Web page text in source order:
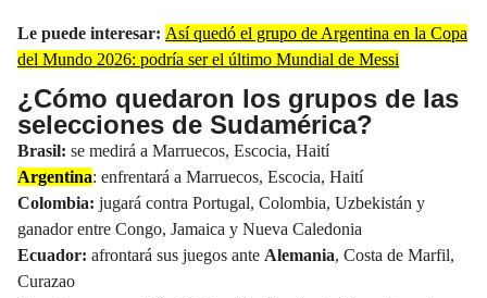
Le puede interesar: Así quedó el grupo de Argentina en la Copa
del Mundo 2026: podría ser el último Mundial de Messi
¿Cómo quedaron los grupos de las
selecciones de Sudamérica?
Brasil: se medirá a Marruecos, Escocia, Haití
Argentina: enfrentará a Marruecos, Escocia, Haití
Colombia: jugará contra Portugal, Colombia, Uzbekistán y
ganador entre Congo, Jamaica y Nueva Caledonia
Ecuador: afrontará sus juegos ante Alemania, Costa de Marfil,
Curazao